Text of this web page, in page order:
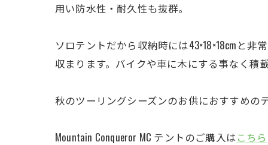
用い防水性・耐久性も抜群。
ソロテントだから収納時には43×18×18cmと非
収まります。バイクや車に木にする事なく積
秋のツーリングシーズンのお供におすすめのテ
Mountain Conqueror MC テントのご購入はこちら